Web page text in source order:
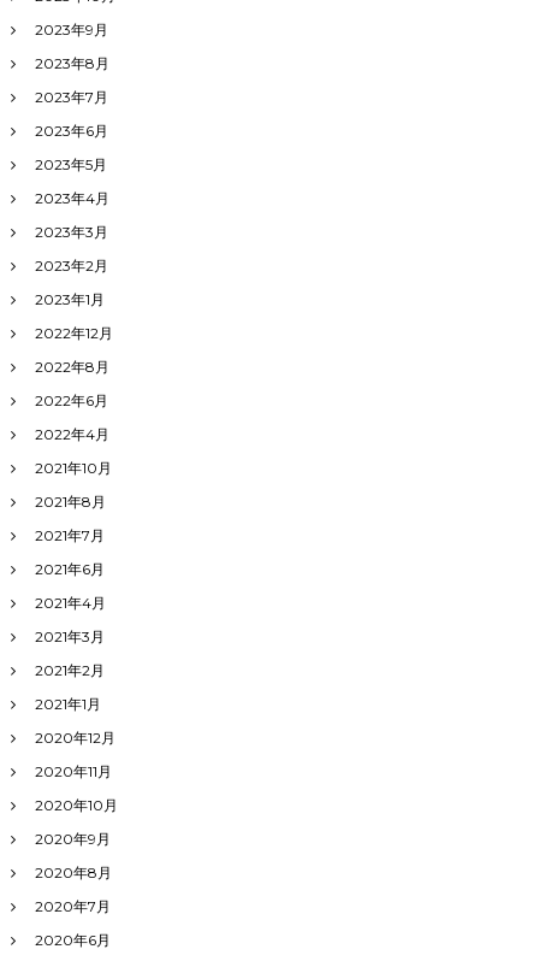
2023年9月
2023年8月
2023年7月
2023年6月
2023年5月
2023年4月
2023年3月
2023年2月
2023年1月
2022年12月
2022年8月
2022年6月
2022年4月
2021年10月
2021年8月
2021年7月
2021年6月
2021年4月
2021年3月
2021年2月
2021年1月
2020年12月
2020年11月
2020年10月
2020年9月
2020年8月
2020年7月
2020年6月